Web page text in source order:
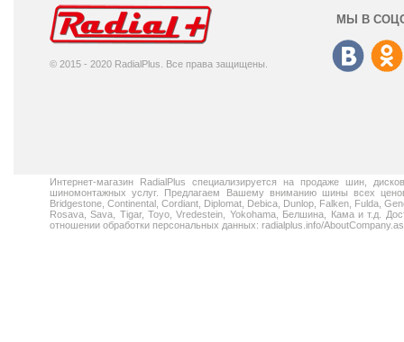
© 2015 - 2020 RadialPlus. Все права защищены.
МЫ В
Интернет-магазин RadialPlus специализируется на продаже шин,
шиномонтажных услуг. Предлагаем Вашему вниманию шины всех
Bridgestone, Continental, Cordiant, Diplomat, Debica, Dunlop, Falken, Fulda,
Rosava, Sava, Tigar, Toyo, Vredestein, Yokohama, Белшина, Кама и т.д.
отношении обработки персональных данных: radialplus.info/